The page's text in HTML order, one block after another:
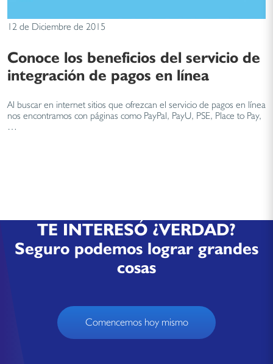
12 de Diciembre de 2015
Conoce los beneficios del servicio de
integración de pagos en línea
Al buscar en internet sitios que ofrezcan el servicio de pagos en línea
nos encontramos con páginas como PayPal, PayU, PSE, Place to Pay,
…
TE INTERESÓ ¿VERDAD?
Seguro podemos lograr grandes
cosas
Comencemos hoy mismo